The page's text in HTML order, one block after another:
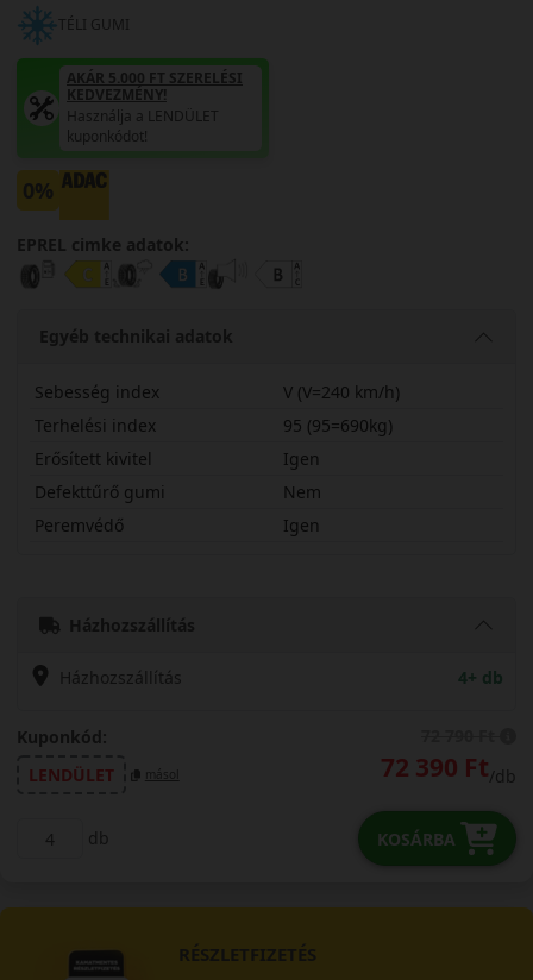
TÉLI GUMI
AKÁR 5.000 FT SZERELÉSI
KEDVEZMÉNY!
Használja a LENDÜLET
kuponkódot!
0%
EPREL cimke adatok:
Egyéb technikai adatok
Sebesség index
V (V=240 km/h)
Terhelési index
95 (95=690kg)
Erősített kivitel
Igen
Defekttűrő gumi
Nem
Peremvédő
Igen
Házhozszállítás
Házhozszállítás 4+ db
Kuponkód:
LENDÜLET
másol 72 390 Ft/db
db KOSÁRBA
RÉSZLETFIZETÉS